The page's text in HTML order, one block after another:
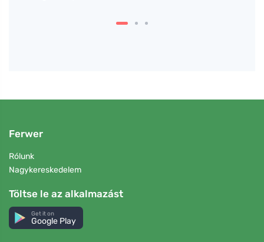
Ferwer
Rólunk
Nagykereskedelem
Töltse le az alkalmazást
Get it on
Google Play